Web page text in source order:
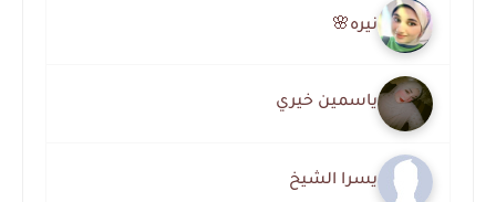
نيره🌸
ياسمين خيري
يسرا الشيخ